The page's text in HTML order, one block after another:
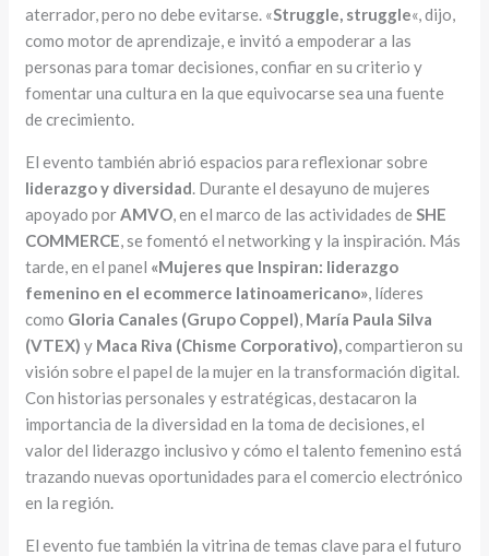
aterrador, pero no debe evitarse. «Struggle, struggle«, dijo,
como motor de aprendizaje, e invitó a empoderar a las
personas para tomar decisiones, confiar en su criterio y
fomentar una cultura en la que equivocarse sea una fuente
de crecimiento.
El evento también abrió espacios para reflexionar sobre
liderazgo y diversidad. Durante el desayuno de mujeres
apoyado porAMVO, en el marco de las actividades deSHE
COMMERCE, se fomentó el networking y la inspiración. Más
tarde, en el panel «Mujeres que Inspiran: liderazgo
femenino en el ecommerce latinoamericano», líderes
como Gloria Canales (Grupo Coppel), María Paula Silva
(VTEX) y Maca Riva (Chisme Corporativo),compartieron su
visión sobre el papel de la mujer en la transformación digital.
Con historias personales y estratégicas, destacaron la
importancia de la diversidad en la toma de decisiones, el
valor del liderazgo inclusivo y cómo el talento femenino está
trazando nuevas oportunidades para el comercio electrónico
en la región.
El evento fue también la vitrina de temas clave para el futuro